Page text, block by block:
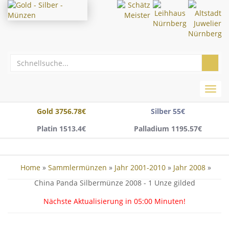
Gold 3756.78€
Silber 55€
Platin 1513.4€
Palladium 1195.57€
Home » Sammlermünzen »Jahr 2001-2010 »Jahr 2008 »
China Panda Silbermünze 2008 - 1 Unze gilded
Nächste Aktualisierung in 05:00 Minuten!